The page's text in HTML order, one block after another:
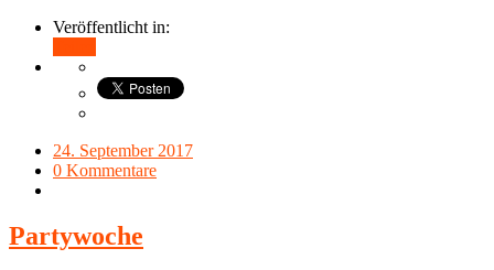
Veröffentlicht in:
24. September 2017
0 Kommentare
Partywoche